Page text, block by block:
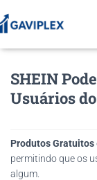
SHEIN
Usuários
Produtos Gratuitos
permitindo que os
algum.